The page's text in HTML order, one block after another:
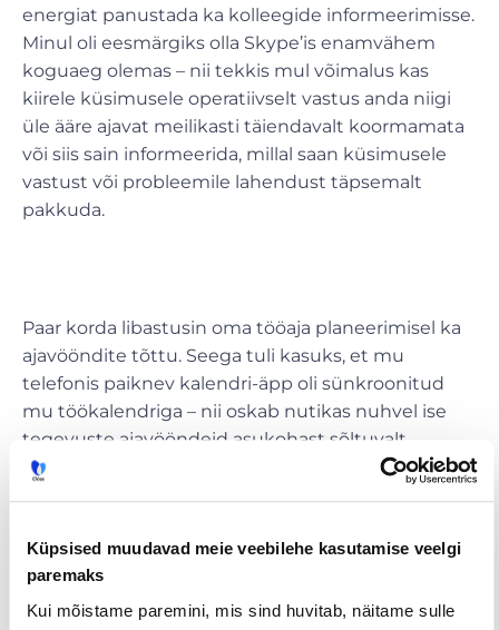
Küpsised muudavad meie veebilehe kasutamise veelgi
paremaks
Kui mõistame paremini, mis sind huvitab, näitame sulle
energiat panustada ka kolleegide informeerimisse.
Minul oli eesmärgiks olla Skype’is enamvähem
koguaeg olemas – nii tekkis mul võimalus kas
kiirele küsimusele operatiivselt vastus anda niigi
üle ääre ajavat meilikasti täiendavalt koormamata
või siis sain informeerida, millal saan küsimusele
vastust või probleemile lahendust täpsemalt
pakkuda.
Paar korda libastusin oma tööaja planeerimisel ka
ajavööndite tõttu. Seega tuli kasuks, et mu
telefonis paiknev kalendri-äpp oli sünkroonitud
mu töökalendriga – nii oskab nutikas nuhvel ise
tegevuste ajavööndeid asukohast sõltuvalt
kohendada ja õigel ajal eelnevalt planeeritud